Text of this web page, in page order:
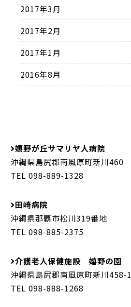
2017年3月
2017年2月
2017年1月
2016年8月
嬉野が丘サマリヤ人病院
沖縄県島尻郡南風原町新川460
TEL 098-889-1328
田崎病院
沖縄県那覇市松川319番地
TEL 098-885-2375
介護老人保健施設 嬉野の園
沖縄県島尻郡南風原町新川458-1
TEL 098-888-1268